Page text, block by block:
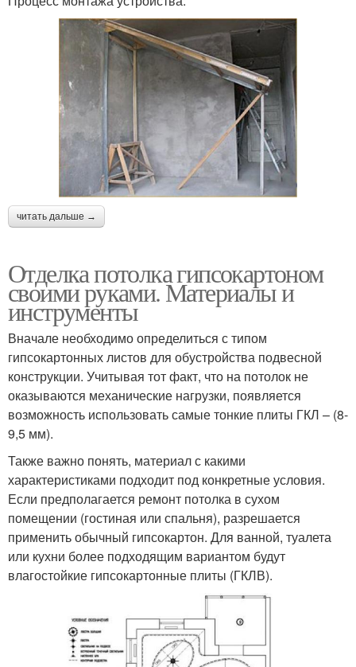
читать дальше →
Отделка потолка гипсокартоном
своими руками. Материалы и
инструменты
Вначале необходимо определиться с типом
гипсокартонных листов для обустройства подвесной
конструкции. Учитывая тот факт, что на потолок не
оказываются механические нагрузки, появляется
возможность использовать самые тонкие плиты ГКЛ – (8-
9,5 мм).
Также важно понять, материал с какими
характеристиками подходит под конкретные условия.
Если предполагается ремонт потолка в сухом
помещении (гостиная или спальня), разрешается
применить обычный гипсокартон. Для ванной, туалета
или кухни более подходящим вариантом будут
влагостойкие гипсокартонные плиты (ГКЛВ).